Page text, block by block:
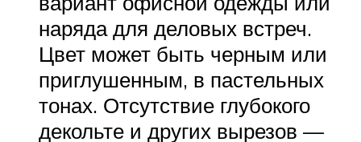
наряда для деловых встреч.
Цвет может быть черным или
приглушенным, в пастельных
тонах. Отсутствие глубокого
декольте и других вырезов —